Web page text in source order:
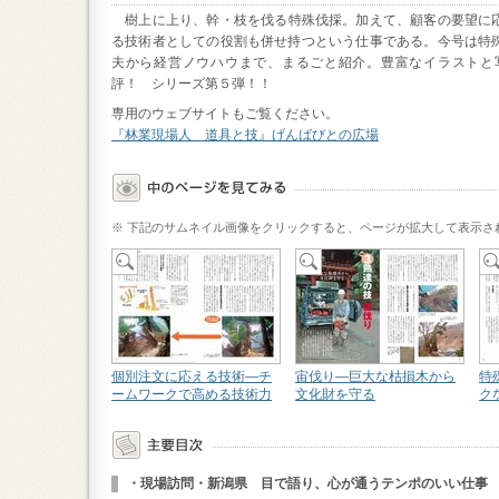
樹上に上り、幹・枝を伐る特殊伐採。加えて、顧客の要望
る技術者としての役割も併せ持つという仕事である。今号は
夫から経営ノウハウまで、まるごと紹介。豊富なイラスト
評！ シリーズ第５弾！！
専用のウェブサイトもご覧ください。
『林業現場人 道具と技』げんばびとの広場
※ 下記のサムネイル画像をクリックすると、ページが拡大して表示さ
個別注文に応える技術―チ
ームワークで高める技術力
宙伐り―巨大な枯損木から
文化財を守る
特
ク
・現場訪問・新潟県 目で語り、心が通うテンポのいい仕事